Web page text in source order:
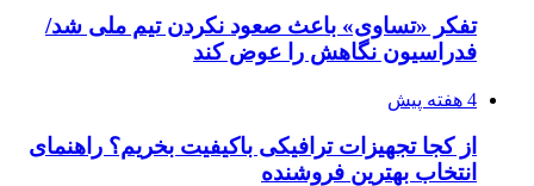
تفکر «تساوی» باعث صعود نکردن تیم ملی شد/
فدراسیون نگاهش را عوض کند
4 هفته پیش
از کجا تجهیزات ترافیکی باکیفیت بخریم؟ راهنمای
انتخاب بهترین فروشنده